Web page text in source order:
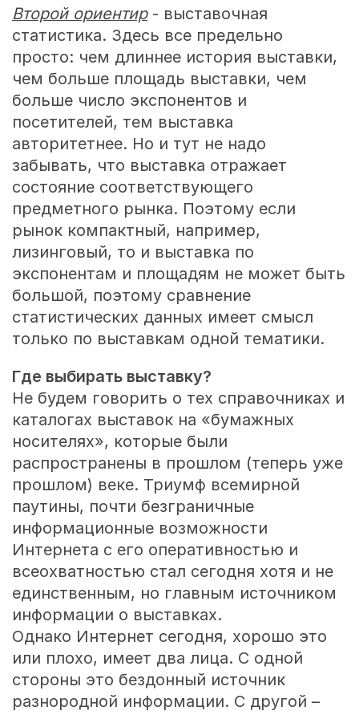
Второй ориентир- выставочная
статистика. Здесь все предельно
просто: чем длиннее история выставки,
чем больше площадь выставки, чем
больше число экспонентов и
посетителей, тем выставка
авторитетнее. Но и тут не надо
забывать, что выставка отражает
состояние соответствующего
предметного рынка. Поэтому если
рынок компактный, например,
лизинговый, то и выставка по
экспонентам и площадям не может быть
большой, поэтому сравнение
статистических данных имеет смысл
только по выставкам одной тематики.
Где выбирать выставку?
Не будем говорить о тех справочниках и
каталогах выставок на «бумажных
носителях», которые были
распространены в прошлом (теперь уже
прошлом) веке. Триумф всемирной
паутины, почти безграничные
информационные возможности
Интернета с его оперативностью и
всеохватностью стал сегодня хотя и не
единственным, но главным источником
информации о выставках.
Однако Интернет сегодня, хорошо это
или плохо, имеет два лица. С одной
стороны это бездонный источник
разнородной информации. С другой –